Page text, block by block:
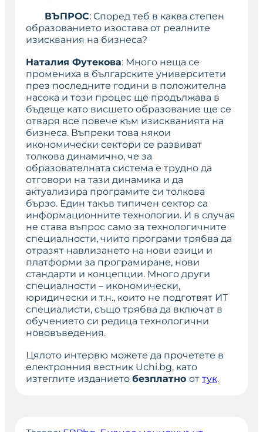
ВЪПРОС: Според теб в каква степен
образованието изостава от реалните
изисквания на бизнеса?
Наталия Футекова: Много неща се
промениха в българските университети
през последните години в положителна
насока и този процес ще продължава в
бъдеще като висшето образование ще се
отваря все повече към изискванията на
бизнеса. Въпреки това някои
икономически сектори се развиват
толкова динамично, че за
образователната система е трудно да
отговори на тази динамика и да
актуализира програмите си толкова
бързо. Един такъв типичен сектор са
информационните технологии. И в случая
не става въпрос само за технологичните
специалности, чиито програми трябва да
отразят навлизането на нови езици и
платформи за програмиране, нови
стандарти и концепции. Много други
специалности – икономически,
юридически и т.н., които не подготвят ИТ
специалисти, също трябва да включат в
обучението си редица технологични
нововъведения.
Цялото интервю можете да прочетете в
електронния вестник Uchi.bg, като
изтеглите изданието безплатно от тук.